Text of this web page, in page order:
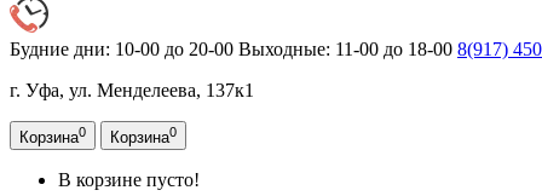
Будние дни: 10-00 до 20-00 Выходные: 11-00 до 18-00 8(917)
г. Уфа, ул. Менделеева, 137к1
Корзина0 Корзина0
В корзине пусто!